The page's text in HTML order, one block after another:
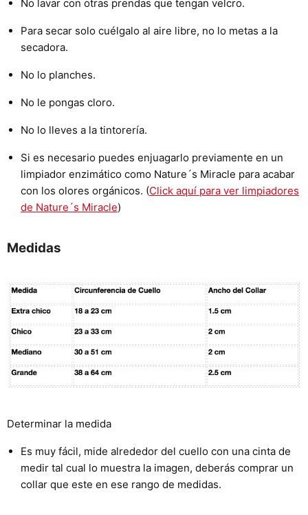
No lavar con otras prendas que tengan velcro.
Para secar solo cuélgalo al aire libre, no lo metas a la
secadora.
No lo planches.
No le pongas cloro.
No lo lleves a la tintorería.
Si es necesario puedes enjuagarlo previamente en un
limpiador enzimático como Nature´s Miracle para acabar
con los olores orgánicos. (Click aquí para ver limpiadores
de Nature´s Miracle)
Medidas
Determinar la medida
Es muy fácil, mide alrededor del cuello con una cinta de
medir tal cual lo muestra la imagen, deberás comprar un
collar que este en ese rango de medidas.